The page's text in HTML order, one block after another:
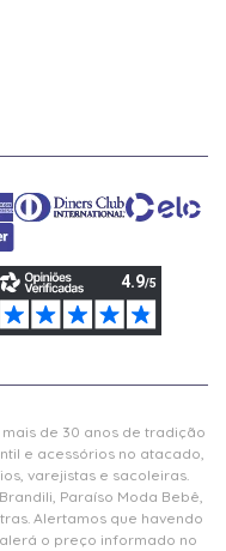
de 30 anos de tradição
e acessórios no atacado,
varejistas e sacoleiras.
Paraíso Moda Bebê,
Alertamos que havendo
o preço informado no